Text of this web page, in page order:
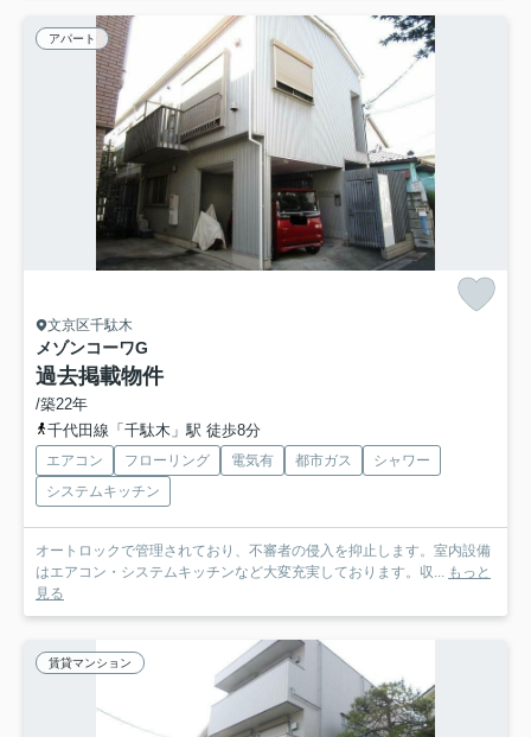
アパート
文京区千駄木
メゾンコーワG
過去掲載物件
/築22年
千代田線「千駄木」駅 徒歩8分
エアコン フローリング 電気有 都市ガス
シャワー
システムキッチン
オートロックで管理されており、不審者の侵入を抑止します。室内設備
はエアコン・システムキッチンなど大変充実しております。収... もっと
見る
賃貸マンション